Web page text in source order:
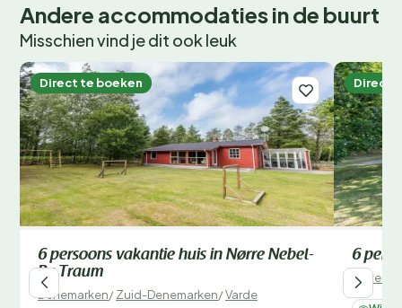
Andere accommodaties in de buurt
Misschien vind je dit ook leuk
Direct te boeken
6 persoons vakantie huis in Nørre Nebel-
By Traum
Denemarken/Zuid-Denemarken/Varde
Direct
6